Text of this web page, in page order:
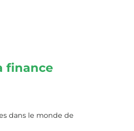
finance
dans le monde de